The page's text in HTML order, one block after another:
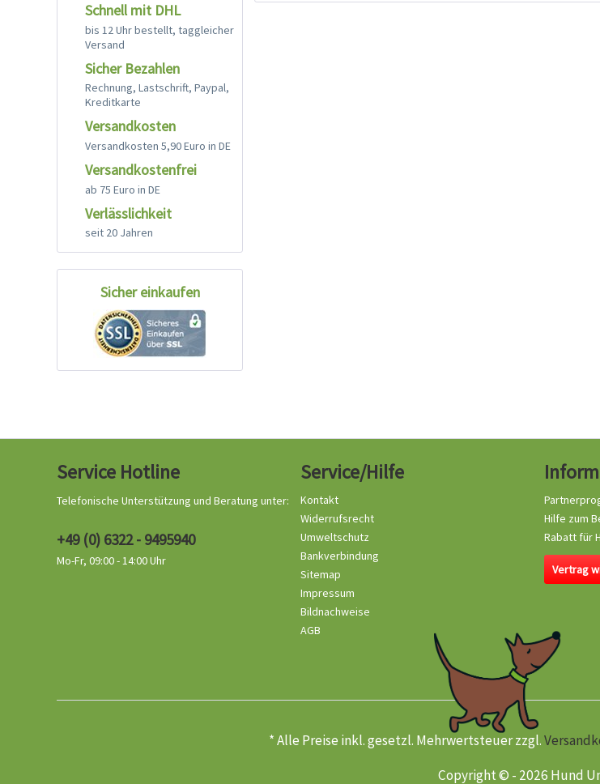
Schnell mit DHL
bis 12 Uhr bestellt, taggleicher
Versand
Sicher Bezahlen
Rechnung, Lastschrift, Paypal,
Kreditkarte
Versandkosten
Versandkosten 5,90 Euro in DE
Versandkostenfrei
ab 75 Euro in DE
Verlässlichkeit
seit 20 Jahren
Sicher einkaufen
Service Hotline
Telefonische Unterstützung und Beratung unter:
+49 (0) 6322 - 9495940
Mo-Fr, 09:00 - 14:00 Uhr
Service/Hilfe
Kontakt
Widerrufsrecht
Umweltschutz
Bankverbindung
Sitemap
Impressum
Bildnachweise
AGB
Hilfe zum
Rabatt für
Vertrag
* Alle Preise inkl. gesetzl. Mehrwertsteuer zzgl.
Copyright © - 2026 Hund